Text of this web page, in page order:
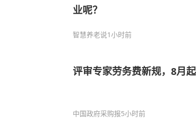
业呢？
智慧养老说1小时前
评审专家劳务费新规，8月起
中国政府采购报5小时前